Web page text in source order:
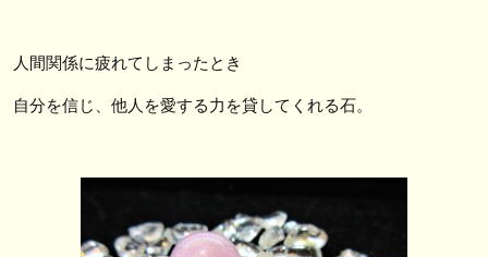
人間関係に疲れてしまったとき
自分を信じ、他人を愛する力を貸してくれる石。